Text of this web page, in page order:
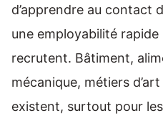
d’apprendre au contact
une employabilité
recrutent. Bâtiment,
mécanique, métiers
existent, surtout pour